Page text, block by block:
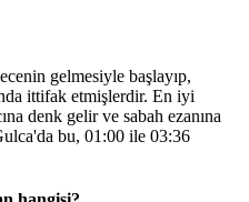
gelmesiyle başlayıp,
ittifak etmişlerdir. En iyi
denk gelir ve sabah ezanına
bu, 01:00 ile 03:36